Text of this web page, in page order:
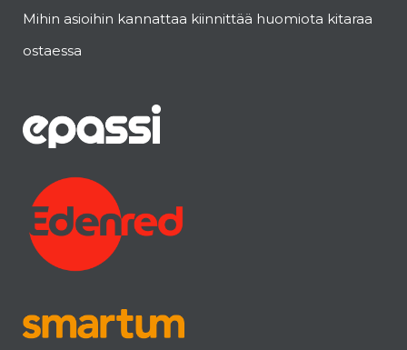
Mihin asioihin kannattaa kiinnittää huomiota kitaraa
ostaessa